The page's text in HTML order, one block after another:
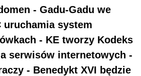
- Gadu-Gadu we
uruchamia system
- KE tworzy Kodeks
serwisów internetowych -
- Benedykt XVI będzie